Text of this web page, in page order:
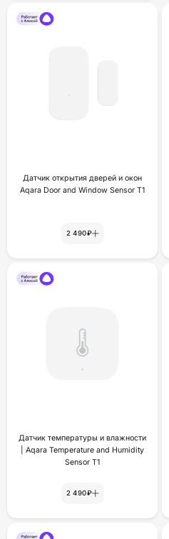
Датчик открытия дверей и окон
Aqara Door and Window Sensor T1
2 490₽
Датчик температуры и влажности
| Aqara Temperature and Humidity
Sensor T1
2 490₽